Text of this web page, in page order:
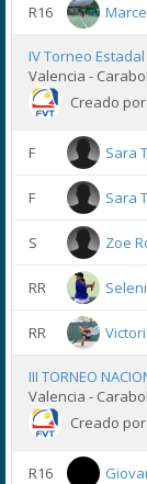
R16
IV Torneo Estadal
Valencia -
Creado por
F Sara
F Sara
S Zoe
RR
RR
III TORNEO
Valencia -
Creado por
R16